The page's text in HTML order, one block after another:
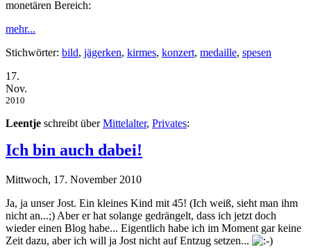
monetären Bereich:
mehr...
Stichwörter: bild, jägerken, kirmes, konzert, medaille, spesen
17.
Nov.
2010
Leentje schreibt überMittelalter, Privates:
Ich bin auch dabei!
Mittwoch, 17. November 2010
Ja, ja unser Jost. Ein kleines Kind mit 45! (Ich weiß, sieht man ihm
nicht an...;) Aber er hat solange gedrängelt, dass ich jetzt doch
wieder einen Blog habe... Eigentlich habe ich im Moment gar keine
Zeit dazu, aber ich will ja Jost nicht auf Entzug setzen...